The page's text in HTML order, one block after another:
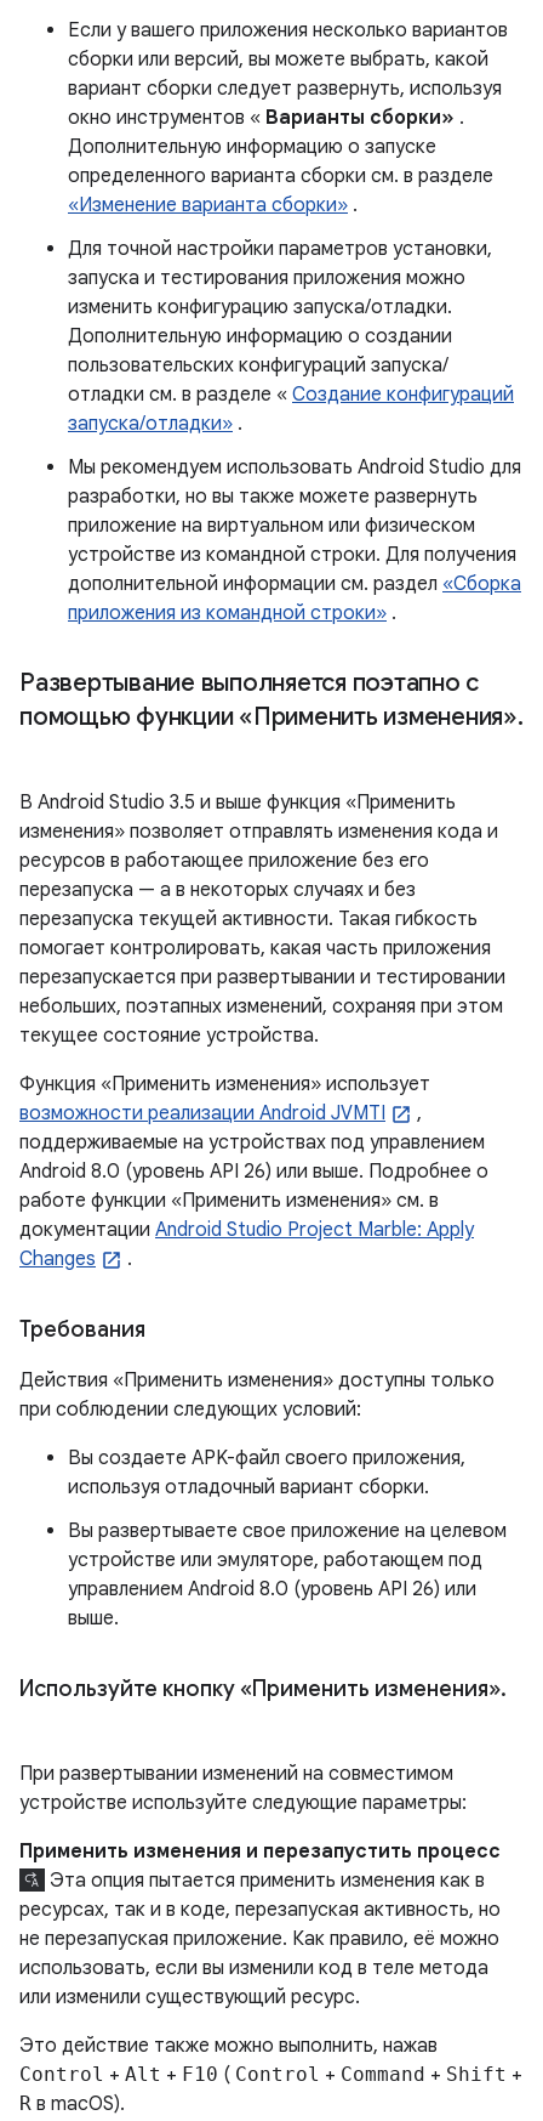
Если у вашего приложения несколько вариантов
сборки или версий, вы можете выбрать, какой
вариант сборки следует развернуть, используя
окно инструментов « Варианты сборки» .
Дополнительную информацию о запуске
определенного варианта сборки см. в разделе
«Изменение варианта сборки» .
Для точной настройки параметров установки,
запуска и тестирования приложения можно
изменить конфигурацию запуска/отладки.
Дополнительную информацию о создании
пользовательских конфигураций запуска/
отладки см. в разделе « Создание конфигураций
запуска/отладки» .
Мы рекомендуем использовать Android Studio для
разработки, но вы также можете развернуть
приложение на виртуальном или физическом
устройстве из командной строки. Для получения
дополнительной информации см. раздел «Сборка
приложения из командной строки» .
Развертывание выполняется поэтапно с
помощью функции «Применить изменения».
В Android Studio 3.5 и выше функция «Применить
изменения» позволяет отправлять изменения кода и
ресурсов в работающее приложение без его
перезапуска — а в некоторых случаях и без
перезапуска текущей активности. Такая гибкость
помогает контролировать, какая часть приложения
перезапускается при развертывании и тестировании
небольших, поэтапных изменений, сохраняя при этом
текущее состояние устройства.
Функция «Применить изменения» использует
возможности реализации Android JVMTI
,
поддерживаемые на устройствах под управлением
Android 8.0 (уровень API 26) или выше. Подробнее о
работе функции «Применить изменения» см. в
документации Android Studio Project Marble: Apply
Changes
.
Требования
Действия «Применить изменения» доступны только
при соблюдении следующих условий:
Вы создаете APK-файл своего приложения,
используя отладочный вариант сборки.
Вы развертываете свое приложение на целевом
устройстве или эмуляторе, работающем под
управлением Android 8.0 (уровень API 26) или
выше.
Используйте кнопку «Применить изменения».
При развертывании изменений на совместимом
устройстве используйте следующие параметры:
Применить изменения и перезапустить процесс
Эта опция пытается применить изменения как в
ресурсах, так и в коде, перезапуская активность, но
не перезапуская приложение. Как правило, её можно
использовать, если вы изменили код в теле метода
или изменили существующий ресурс.
Это действие также можно выполнить, нажав
Control + Alt + F10 ( Control + Command + Shift +
R в macOS).